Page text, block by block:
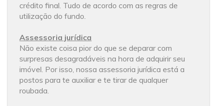
crédito final. Tudo de acordo com as regras de
utilização do fundo.
Assessoria jurídica
Não existe coisa pior do que se deparar com
surpresas desagradáveis na hora de adquirir seu
imóvel. Por isso, nossa assessoria jurídica está a
postos para te auxiliar e te tirar de qualquer
roubada.